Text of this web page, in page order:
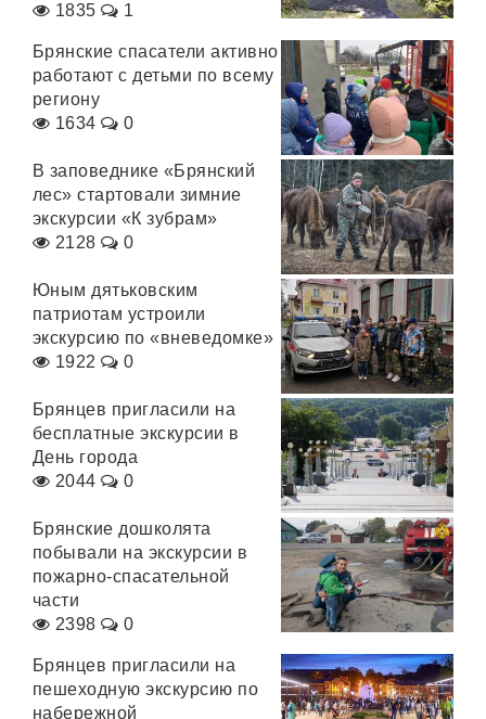
1835
1
Брянские спасатели активно
работают с детьми по всему
региону
1634
0
В заповеднике «Брянский
лес» стартовали зимние
экскурсии «К зубрам»
2128
0
Юным дятьковским
патриотам устроили
экскурсию по «вневедомке»
1922
0
Брянцев пригласили на
бесплатные экскурсии в
День города
2044
0
Брянские дошколята
побывали на экскурсии в
пожарно-спасательной
части
2398
0
Брянцев пригласили на
пешеходную экскурсию по
набережной